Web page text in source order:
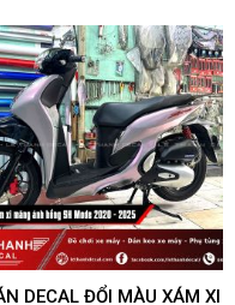
DECAL ĐỔI MÀU XÁM XI